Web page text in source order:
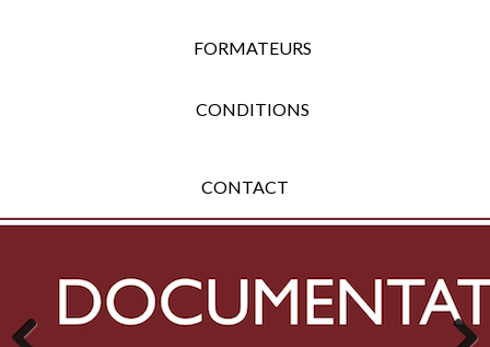
FORMATEURS
CONDITIONS
CONTACT